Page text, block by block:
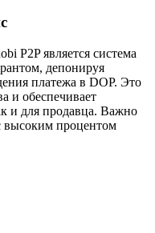
P2P является система
депонируя
платежа в DOP. Это
и обеспечивает
и для продавца. Важно
высоким процентом